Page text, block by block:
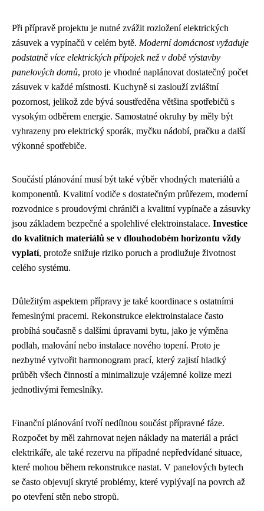
Při přípravě projektu je nutné zvážit rozložení elektrických
zásuvek a vypínačů v celém bytě. Moderní domácnost vyžaduje
podstatně více elektrických přípojek než v době výstavby
panelových domů, proto je vhodné naplánovat dostatečný počet
zásuvek v každé místnosti. Kuchyně si zaslouží zvláštní
pozornost, jelikož zde bývá soustředěna většina spotřebičů s
vysokým odběrem energie. Samostatné okruhy by měly být
vyhrazeny pro elektrický sporák, myčku nádobí, pračku a další
výkonné spotřebiče.
Součástí plánování musí být také výběr vhodných materiálů a
komponentů. Kvalitní vodiče s dostatečným průřezem, moderní
rozvodnice s proudovými chrániči a kvalitní vypínače a zásuvky
jsou základem bezpečné a spolehlivé elektroinstalace. Investice
do kvalitních materiálů se v dlouhodobém horizontu vždy
vyplatí, protože snižuje riziko poruch a prodlužuje životnost
celého systému.
Důležitým aspektem přípravy je také koordinace s ostatními
řemeslnými pracemi. Rekonstrukce elektroinstalace často
probíhá současně s dalšími úpravami bytu, jako je výměna
podlah, malování nebo instalace nového topení. Proto je
nezbytné vytvořit harmonogram prací, který zajistí hladký
průběh všech činností a minimalizuje vzájemné kolize mezi
jednotlivými řemeslníky.
Finanční plánování tvoří nedílnou součást přípravné fáze.
Rozpočet by měl zahrnovat nejen náklady na materiál a práci
elektrikáře, ale také rezervu na případné nepředvídané situace,
které mohou během rekonstrukce nastat. V panelových bytech
se často objevují skryté problémy, které vyplývají na povrch až
po otevření stěn nebo stropů.